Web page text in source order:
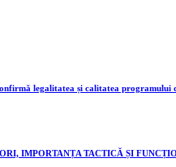
legalitatea și calitatea
IMPORTANȚA TACTICĂ ȘI